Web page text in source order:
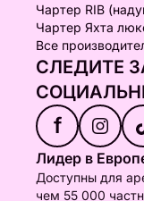
Чартер RIB
Чартер Яхта
Все
СЛЕДИТЕ
f
Лидер в
Доступны для
чем 55 000